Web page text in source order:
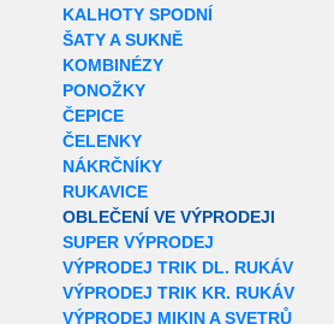
KALHOTY SPODNÍ
ŠATY A SUKNĚ
KOMBINÉZY
PONOŽKY
ČEPICE
ČELENKY
NÁKRČNÍKY
RUKAVICE
OBLEČENÍ VE VÝPRODEJI
SUPER VÝPRODEJ
VÝPRODEJ TRIK DL. RUKÁV
VÝPRODEJ TRIK KR. RUKÁV
VÝPRODEJ MIKIN A SVETRŮ